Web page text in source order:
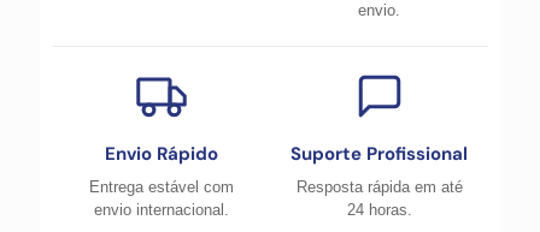
envio.
Envio Rápido
Entrega estável com
envio internacional.
Suporte Profissional
Resposta rápida em até
24 horas.